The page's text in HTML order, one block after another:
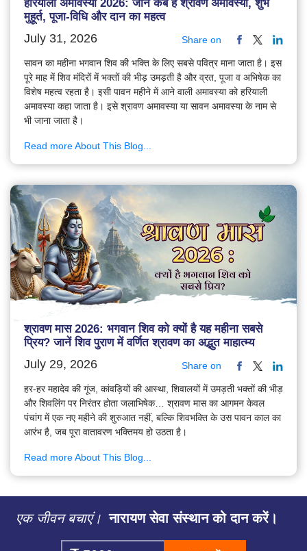
हरियाली अमावस्या 2026: जानें कब है श्रावण अमावस्या, शुभ
मुहूर्त, पूजा-विधि और दान का महत्व
July 31, 2026 Share on
सावन का महीना भगवान शिव की भक्ति के लिए सबसे पवित्र माना जाता है। इस
पूरे माह में शिव मंदिरों में भक्तों की भीड़ उमड़ती है और व्रत, पूजा व अभिषेक का
विशेष महत्व रहता है। इसी पावन महीने में आने वाली अमावस्या को हरियाली
अमावस्या कहा जाता है। इसे श्रावण अमावस्या या सावन अमावस्या के नाम से
भी जाना जाता है।
Read more About This Blog...
श्रावण मास 2026: भगवान शिव को क्यों है यह महीना सबसे
प्रिय? जानें शिव पुराण में वर्णित श्रावण का अद्भुत माहात्म्य
July 29, 2026 Share on
हर-हर महादेव की गूंज, कांवड़ियों की आस्था, शिवालयों में उमड़ती भक्तों की भीड़
और शिवलिंग पर निरंतर होता जलाभिषेक… श्रावण मास का आगमन केवल
पंचांग में एक नए महीने की शुरुआत नहीं, बल्कि शिवभक्ति के उस पावन काल का
आरंभ है, जब पूरा वातावरण भक्तिमय हो उठता है।
Read more About This Blog...
एक जीवन बचाएं। नारायण सेवा संस्थान को दान करें।